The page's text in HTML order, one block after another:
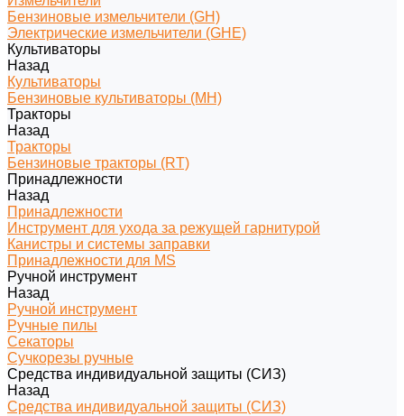
Бензиновые измельчители (GH)
Электрические измельчители (GHE)
Культиваторы
Назад
Культиваторы
Бензиновые культиваторы (MH)
Тракторы
Назад
Тракторы
Бензиновые тракторы (RT)
Принадлежности
Назад
Принадлежности
Инструмент для ухода за режущей гарнитурой
Канистры и системы заправки
Принадлежности для MS
Ручной инструмент
Назад
Ручной инструмент
Ручные пилы
Секаторы
Сучкорезы ручные
Средства индивидуальной защиты (СИЗ)
Назад
Средства индивидуальной защиты (СИЗ)